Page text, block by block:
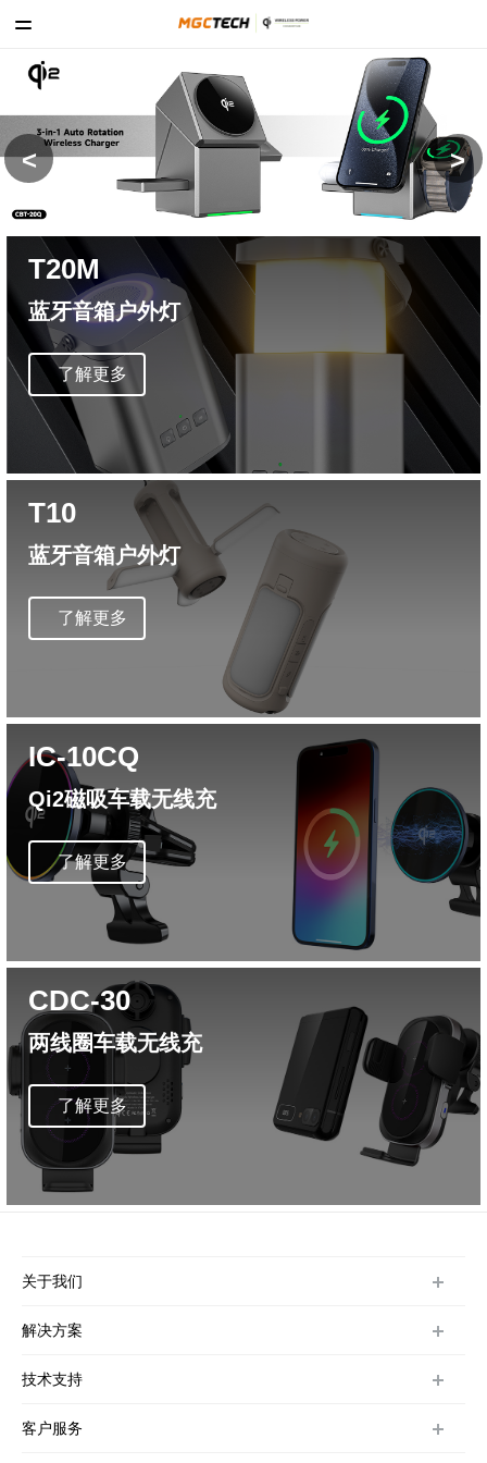
< >
T20M
蓝牙音箱户外灯
了解更多
T10
蓝牙音箱户外灯
了解更多
IC-10CQ
Qi2磁吸车载无线充
了解更多
CDC-30
两线圈车载无线充
了解更多
关于我们
公司简介
发展历程
工作环境
解决方案
程序解决方案
车载解决方案
技术支持
技术支持
客户服务